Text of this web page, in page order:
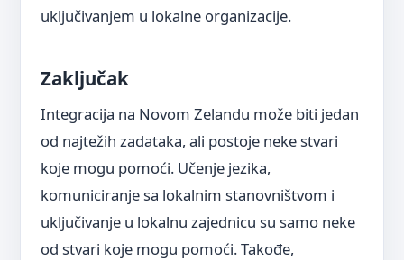
uključivanjem u lokalne organizacije.
Zaključak
Integracija na Novom Zelandu može biti jedan
od najtežih zadataka, ali postoje neke stvari
koje mogu pomoći. Učenje jezika,
komuniciranje sa lokalnim stanovništvom i
uključivanje u lokalnu zajednicu su samo neke
od stvari koje mogu pomoći. Takođe,